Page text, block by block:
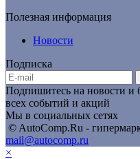
Полезная информация
Новости
Подписка
Подпишитесь на новости и
всех событий и акций
Мы в социальных сетях
© AutoComp.Ru -
mail@autocomp.ru
×